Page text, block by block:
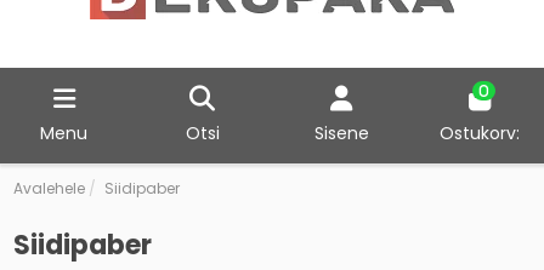
Menu Otsi Sisene
0
Ostukorv:
Avalehele Siidipaber
Siidipaber